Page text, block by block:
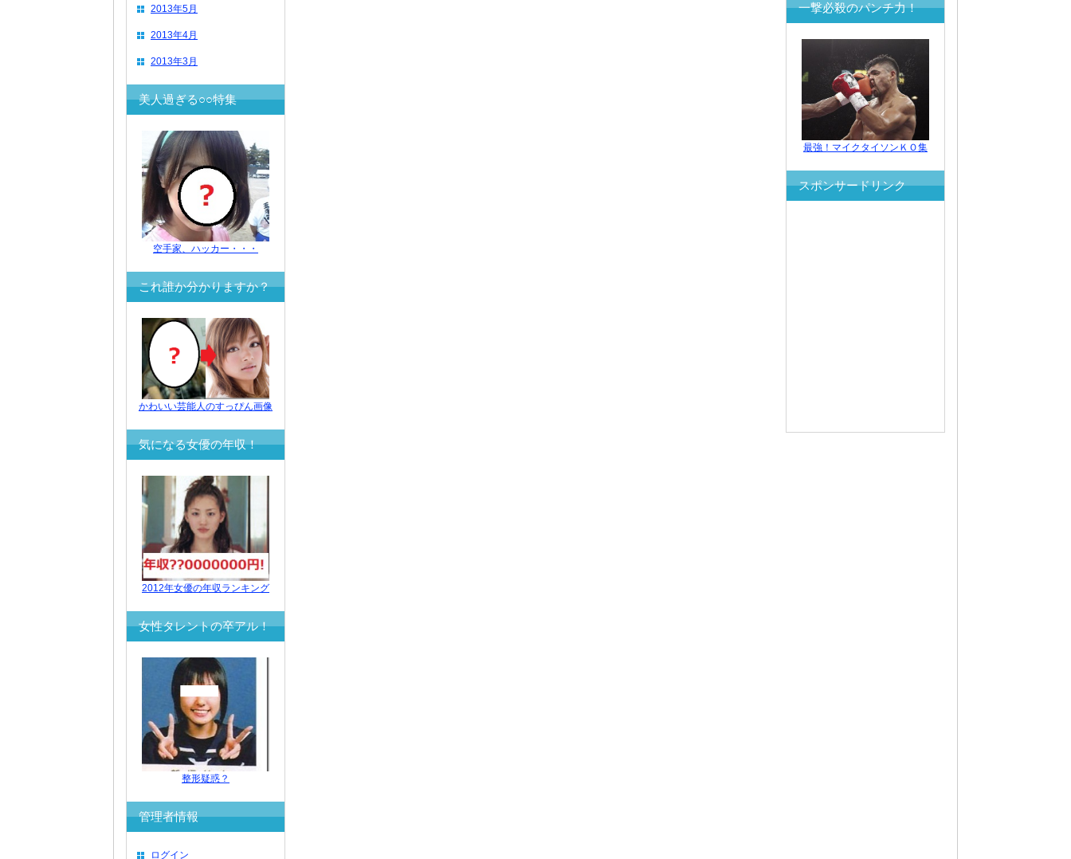
2013年5月
2013年4月
2013年3月
美人過ぎる○○特集
空手家、ハッカー・・・
これ誰か分かりますか？
かわいい芸能人のすっぴん画像
気になる女優の年収！
2012年女優の年収ランキング
女性タレントの卒アル！
整形疑惑？
管理者情報
ログイン
一撃必殺のパンチ力！
最強！マイクタイソンＫＯ集
スポンサードリンク